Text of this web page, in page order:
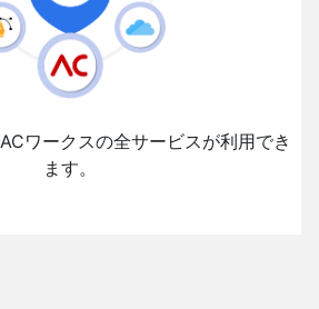
ワークスの全サービスが利用でき
ます。